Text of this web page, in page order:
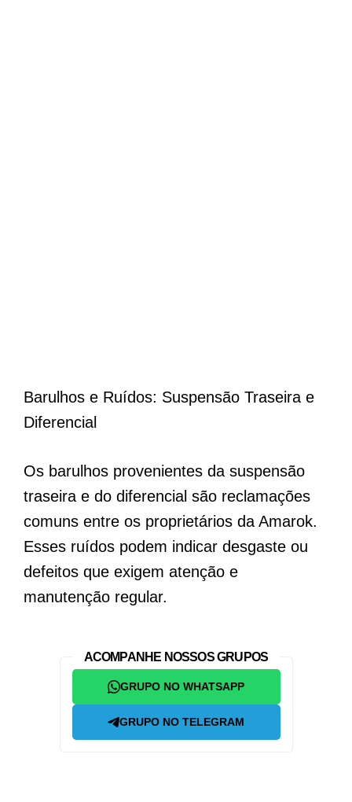
Barulhos e Ruídos: Suspensão Traseira e
Diferencial
Os barulhos provenientes da suspensão
traseira e do diferencial são reclamações
comuns entre os proprietários da Amarok.
Esses ruídos podem indicar desgaste ou
defeitos que exigem atenção e
manutenção regular.
ACOMPANHE NOSSOS GRUPOS
GRUPO NO WHATSAPP
GRUPO NO TELEGRAM